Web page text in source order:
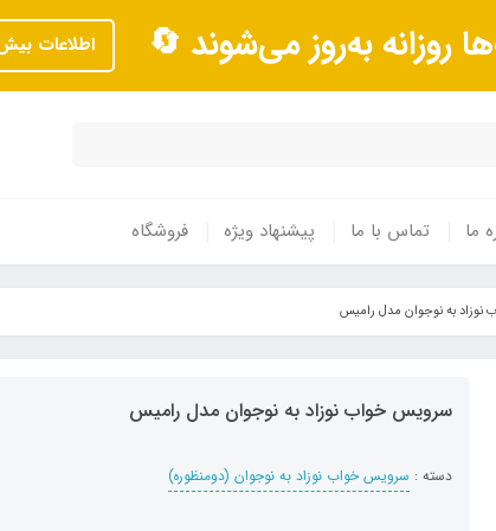
روزانه به‌روز می‌شوند 🔄 اطلاعات
ما تماس با ما پیشنهاد ویژه فروشگاه
به نوجوان مدل رامیس
سرویس خواب نوزاد به نوجوان مدل رامیس
دسته : سرویس خواب نوزاد به نوجوان (دومنظوره)